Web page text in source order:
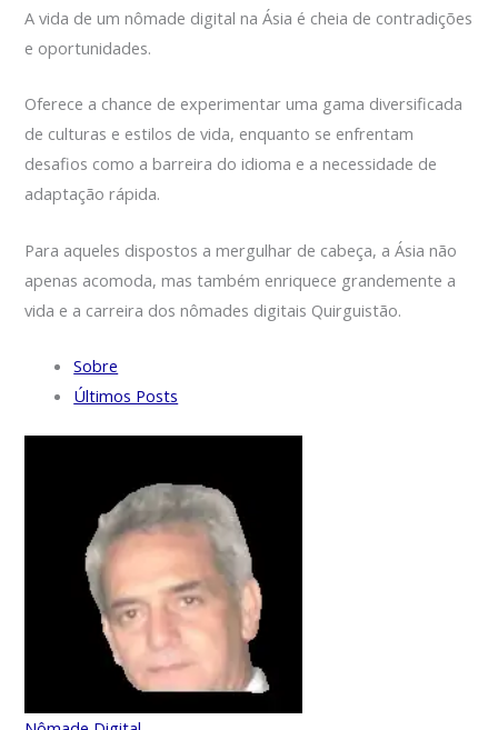
A vida de um nômade digital na Ásia é cheia de contradições
e oportunidades.
Oferece a chance de experimentar uma gama diversificada
de culturas e estilos de vida, enquanto se enfrentam
desafios como a barreira do idioma e a necessidade de
adaptação rápida.
Para aqueles dispostos a mergulhar de cabeça, a Ásia não
apenas acomoda, mas também enriquece grandemente a
vida e a carreira dos nômades digitais Quirguistão.
Sobre
Últimos Posts